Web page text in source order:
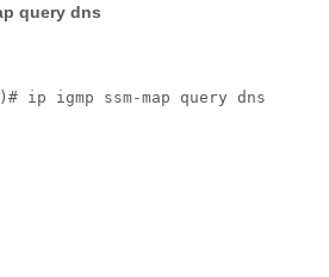
query dns
ip igmp ssm-map query dns